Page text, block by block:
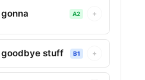
gonna A2 +
goodbye stuff B1 +